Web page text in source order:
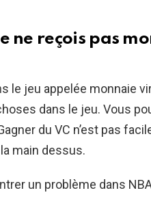
ne reçois pas
le jeu appelée monnaie
dans le jeu. Vous
du VC n’est pas
main dessus.
un problème dans